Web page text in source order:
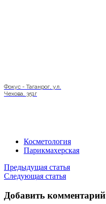
Фокус - Таганрог, ул.
Чехова, 351г
Косметология
Парикмахерская
Предыдущая статья
Следующая статья
Добавить комментарий